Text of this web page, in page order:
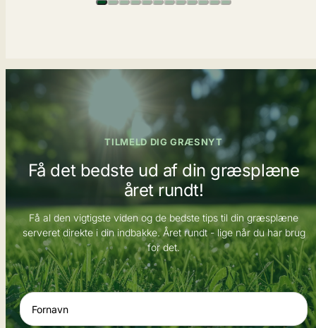
TILMELD DIG GRÆSNYT
Få det bedste ud af din græsplæne
året rundt!
Få al den vigtigste viden og de bedste tips til din græsplæne
serveret direkte i din indbakke. Året rundt - lige når du har brug
for det.